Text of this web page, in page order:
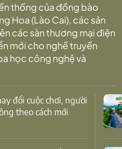
thống của đồng bào
Hoa (Lào Cai), các sản
các sàn thương mại điện
mới cho nghề truyền
học công nghệ và
theo cách mới